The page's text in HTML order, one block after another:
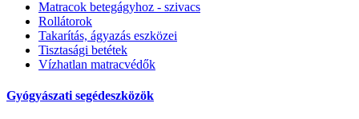
Matracok betegágyhoz - szivacs
Rollátorok
Takarítás, ágyazás eszközei
Tisztasági betétek
Vízhatlan matracvédők
Gyógyászati segédeszközök